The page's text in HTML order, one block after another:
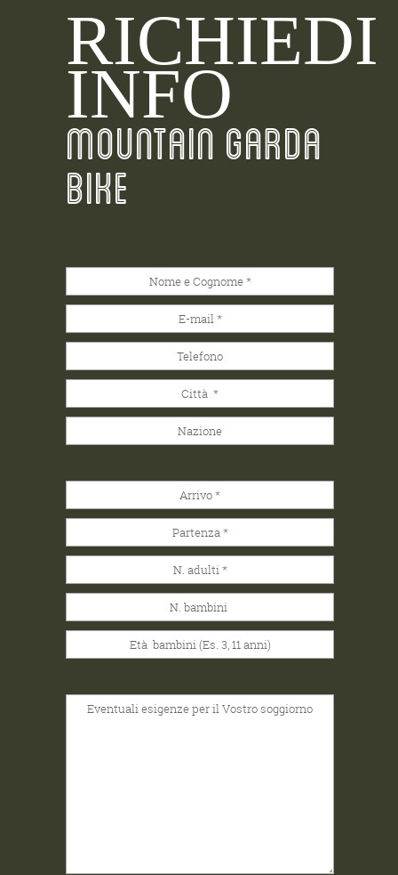
RICHIEDI
INFO
MOUNTAIN GARDA
BIKE